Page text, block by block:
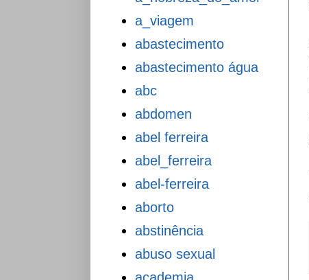
a_viagem
abastecimento
abastecimento água
abc
abdomen
abel ferreira
abel_ferreira
abel-ferreira
aborto
abstinência
abuso sexual